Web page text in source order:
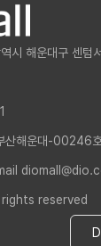
시 해운대구 센텀
산해운대-00246호
reserved